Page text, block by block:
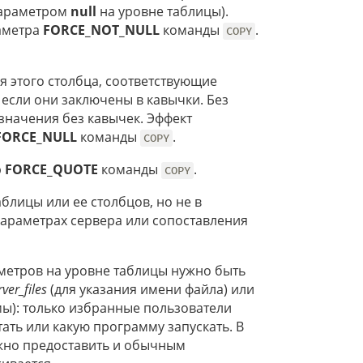
null на уровне таблицы).
FORCE_NOT_NULL команды COPY .
этого столбца, соответствующие
они заключены в кавычки. Без
без кавычек. Эффект
команды COPY .
FORCE_QUOTE команды COPY .
или ее столбцов, но не в
сервера или сопоставления
на уровне таблицы нужно быть
(для указания имени файла) или
только избранные пользователи
или какую программу запускать. В
предоставить и обычным